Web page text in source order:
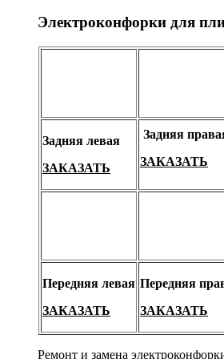
Электроконфорки для
Задняя левая
ЗАКАЗАТЬ
Задняя
ЗАКАЗАТЬ
Передняя левая
ЗАКАЗАТЬ
Передняя
ЗАКАЗАТЬ
Ремонт и замена